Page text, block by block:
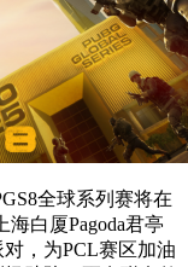
全球系列赛将在
海白厦Pagoda君亭
，为PCL赛区加油